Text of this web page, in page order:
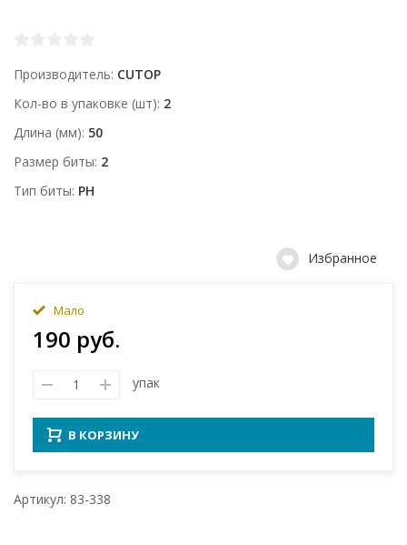
Производитель CUTOP
Кол-во в упаковке (шт) 2
Длина (мм) 50
Размер биты 2
Тип биты PH
Избранное
Мало
190 руб.
упак
В КОРЗИНУ
Артикул: 83-338